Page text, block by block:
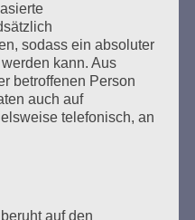
Auschwitz-
D. entgegnete, dass er
gedacht habe,
wäre niemand gerettet
hätte. Dann wäre
getreten. Wenn
wäre er
so etwas passiert ist.
SS-Mann, der einen
sodass ein absoluter
kann. Aus
betroffenen Person
auch auf
telefonisch, an
auf den